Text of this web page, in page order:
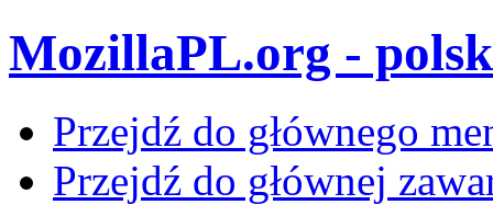
MozillaPL.org -
Przejdź do głównego
Przejdź do głównej